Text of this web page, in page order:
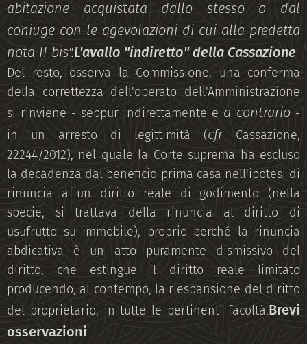
abitazione acquistata dallo stesso o dal
coniuge con le agevolazioni di cui alla predetta
nota II bis".L'avallo "indiretto" della Cassazione
Del resto, osserva la Commissione, una conferma
della correttezza dell'operato dell'Amministrazione
si rinviene - seppur indirettamente e a contrario -
in un arresto di legittimità (cfrCassazione,
22244/2012), nel quale la Corte suprema ha escluso
la decadenza dal beneficio prima casa nell'ipotesi di
rinuncia a un diritto reale di godimento (nella
specie, si trattava della rinuncia al diritto di
usufrutto su immobile), proprio perché la rinuncia
abdicativa è un atto puramente dismissivo del
diritto, che estingue il diritto reale limitato
producendo, al contempo, la riespansione del diritto
del proprietario, in tutte le pertinenti facoltà.Brevi
osservazioni